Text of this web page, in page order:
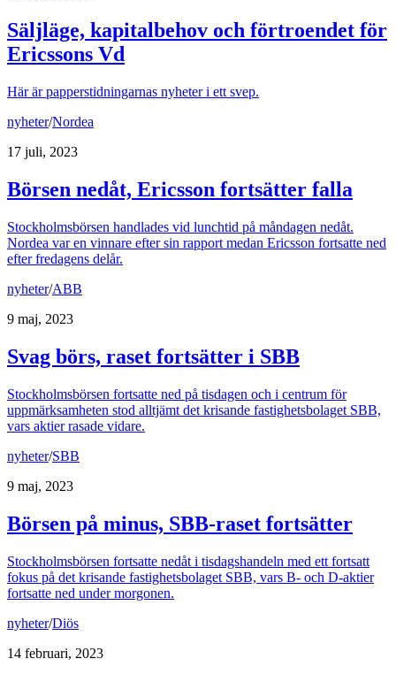
Säljläge, kapitalbehov och förtroendet för
Ericssons Vd
Här är papperstidningarnas nyheter i ett svep.
nyheter/Nordea
17 juli, 2023
Börsen nedåt, Ericsson fortsätter falla
Stockholmsbörsen handlades vid lunchtid på måndagen nedåt.
Nordea var en vinnare efter sin rapport medan Ericsson fortsatte ned
efter fredagens delår.
nyheter/ABB
9 maj, 2023
Svag börs, raset fortsätter i SBB
Stockholmsbörsen fortsatte ned på tisdagen och i centrum för
uppmärksamheten stod alltjämt det krisande fastighetsbolaget SBB,
vars aktier rasade vidare.
nyheter/SBB
9 maj, 2023
Börsen på minus, SBB-raset fortsätter
Stockholmsbörsen fortsatte nedåt i tisdagshandeln med ett fortsatt
fokus på det krisande fastighetsbolaget SBB, vars B- och D-aktier
fortsatte ned under morgonen.
nyheter/Diös
14 februari, 2023